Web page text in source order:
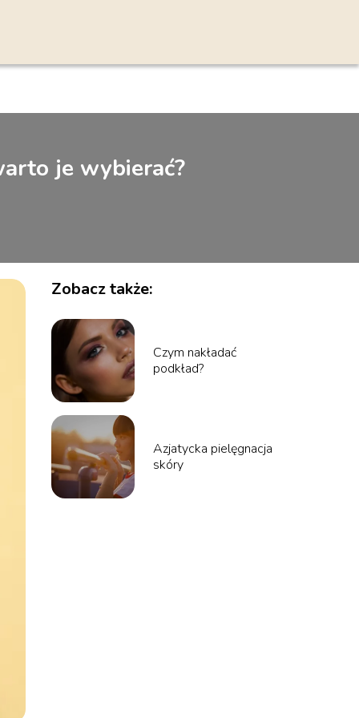
je wybierać?
Zobacz także:
Czym nakładać
podkład?
Azjatycka pielęgnacja
skóry